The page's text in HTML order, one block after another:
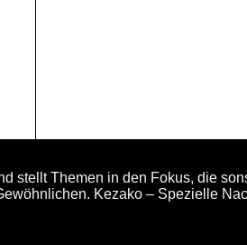
stellt Themen in den Fokus, die
Kezako – Spezielle